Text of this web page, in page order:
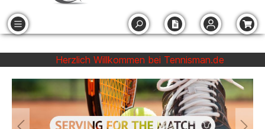
Herzlich Willkommen bei Tennisman.de